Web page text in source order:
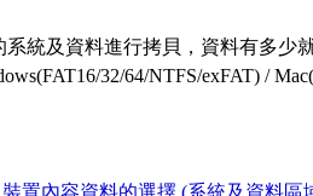
系統及資料進行拷貝，資料有多少
32/64/NTFS/exFAT) /
置內容資料的選擇 (系統及資料區